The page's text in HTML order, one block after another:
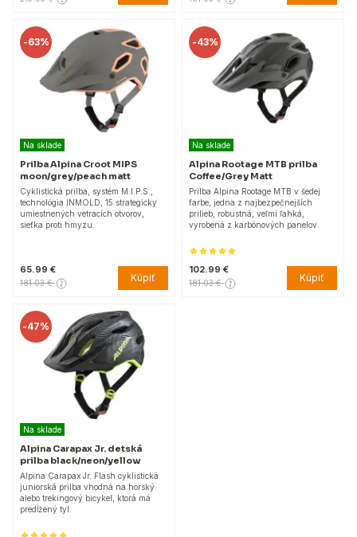
-63%
Na sklade
Prilba Alpina Croot MIPS
moon/grey/peach matt
Cyklistická prilba, systém M.I.P.S.,
technológia INMOLD, 15 strategicky
umiestnených vetracích otvorov,
sieťka proti hmyzu.
65.99 €
181.03 € Kúpiť
-43%
Na sklade
Alpina Rootage MTB prilba
Coffee/Grey Matt
Prilba Alpina Rootage MTB v šedej
farbe, jedna z najbezpečnejších
prilieb, robustná, veľmi ľahká,
vyrobená z karbónových panelov.
102.99 €
181.03 € Kúpiť
-47%
Na sklade
Alpina Carapax Jr. detská
prilba black/neon/yellow
Alpina Carapax Jr. Flash cyklistická
juniorská prilba vhodná na horský
alebo trekingový bicykel, ktorá má
predĺžený tyl.